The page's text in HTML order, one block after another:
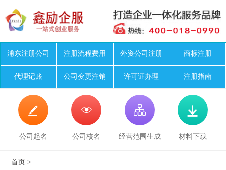
浦东注册公司 注册流程费用 外资公司注册 商标注册
代理记账 公司变更注销 许可证办理 注册指南

公司起名

公司核名

经营范围生成

材料下载
首页 >